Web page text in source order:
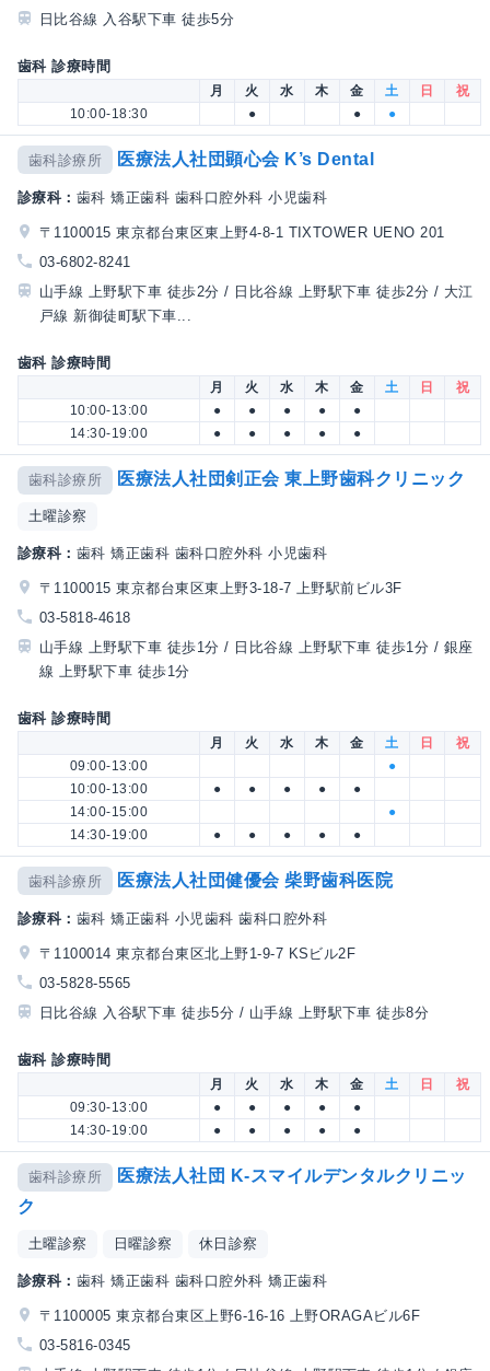
日比谷線 入谷駅下車 徒歩5分
歯科 診療時間
月 火 水 木 金 土 日
祝
10:00-18:30
● ● ●
歯科診療所 医療法人社団顕心会 K’s Dental
診療科： 歯科 矯正歯科 歯科口腔外科 小児歯科
〒1100015 東京都台東区東上野4-8-1 TIXTOWER UENO 201
03-6802-8241
山手線 上野駅下車 徒歩2分 / 日比谷線 上野駅下車 徒歩2分 / 大江
戸線 新御徒町駅下車...
歯科 診療時間
月 火 水 木 金 土 日
祝
10:00-13:00
● ● ● ●
●
14:30-19:00
● ● ● ● ●
歯科診療所 医療法人社団剣正会 東上野歯科クリニック
土曜診察
診療科： 歯科 矯正歯科 歯科口腔外科 小児歯科
〒1100015 東京都台東区東上野3-18-7 上野駅前ビル3F
03-5818-4618
山手線 上野駅下車 徒歩1分 / 日比谷線 上野駅下車 徒歩1分 / 銀座
線 上野駅下車 徒歩1分
歯科 診療時間
月 火 水 木 金 土 日
祝
09:00-13:00
●
10:00-13:00
● ● ● ●
●
14:00-15:00
●
14:30-19:00
● ● ● ● ●
歯科診療所 医療法人社団健優会 柴野歯科医院
診療科： 歯科 矯正歯科 小児歯科 歯科口腔外科
〒1100014 東京都台東区北上野1-9-7 KSビル2F
03-5828-5565
日比谷線 入谷駅下車 徒歩5分 / 山手線 上野駅下車 徒歩8分
歯科 診療時間
月 火 水 木 金 土 日
祝
09:30-13:00
● ● ● ●
●
14:30-19:00
● ● ● ● ●
歯科診療所
医療法人社団 K-スマイルデンタルクリニッ
ク
土曜診察 日曜診察 休日診察
診療科： 歯科 矯正歯科 歯科口腔外科 矯正歯科
〒1100005 東京都台東区上野6-16-16 上野ORAGAビル6F
03-5816-0345